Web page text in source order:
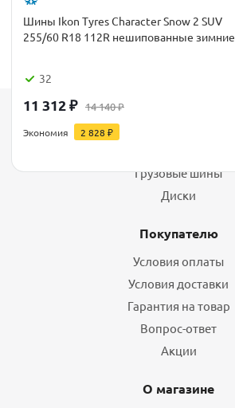
Шины Ikon Tyres Character Snow 2 SUV
255/60 R18 112R нешипованные зимние
32
11 312₽ 14 140₽
Экономия 2 828 ₽
Грузовые шины
Диски
Покупателю
Условия оплаты
Условия доставки
Гарантия на товар
Вопрос-ответ
Акции
О магазине